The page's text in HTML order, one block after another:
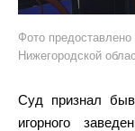
Фото
Нижегородской
Суд признал
игорного